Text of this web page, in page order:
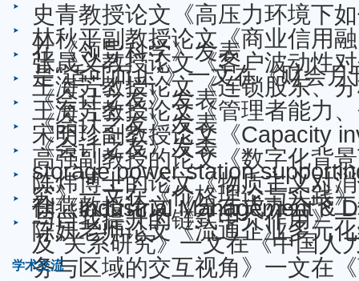
史青教授论文《高压力环境下
在《领导科学》发表
林秋平副教授论文《商业信用
是“适可而止”》一文在《财会
张晟义教授论文《客户波动性
《会计之友》发表
王海芳教授论文《连锁股东、
《会计之友》发表
王海芳教授论文《管理者能力
《会计之友》发表
宋明珍副教授论文《Capacity
storage power station
刊《Industrial Management &
高强副教授的论文《数字化背
究》一文在《价格理论与实践
陈炜博士的论文《物质主义对
与自我提升的链式中介作用》
徐燕教授论文《分布式办公下
及”关系研究》一文在《中国人
陈妍老师论文《流通企业多元
务与区域的交互视角》一文在
学术交流